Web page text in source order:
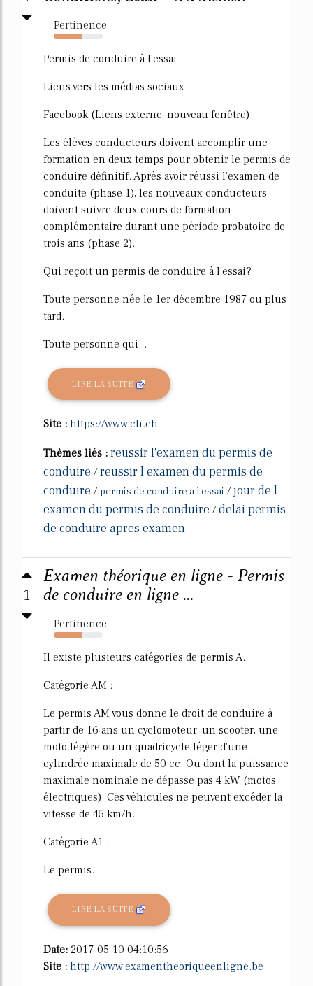
Pertinence
59%
Permis de conduire à l'essai
Liens vers les médias sociaux
Facebook (Liens externe, nouveau fenêtre)
Les élèves conducteurs doivent accomplir une
formation en deux temps pour obtenir le permis de
conduire définitif. Après avoir réussi l'examen de
conduite (phase 1), les nouveaux conducteurs
doivent suivre deux cours de formation
complémentaire durant une période probatoire de
trois ans (phase 2).
Qui reçoit un permis de conduire à l'essai?
Toute personne née le 1er décembre 1987 ou plus
tard.
Toute personne qui...
LIRE LA SUITE
Site : https://www.ch.ch
Thèmes liés : reussir l'examen du permis de
conduire /reussir l examen du permis de
conduire / permis de conduire a l essai /jour de l
examen du permis de conduire /delai permis
de conduire apres examen
1
Examen théorique en ligne - Permis
de conduire en ligne ...
Pertinence
58%
Il existe plusieurs catégories de permis A.
Catégorie AM :
Le permis AM vous donne le droit de conduire à
partir de 16 ans un cyclomoteur, un scooter, une
moto légère ou un quadricycle léger d'une
cylindrée maximale de 50 cc. Ou dont la puissance
maximale nominale ne dépasse pas 4 kW (motos
électriques). Ces véhicules ne peuvent excéder la
vitesse de 45 km/h.
Catégorie A1 :
Le permis...
LIRE LA SUITE
Date: 2017-05-10 04:10:56
Site : http://www.examentheoriqueenligne.be